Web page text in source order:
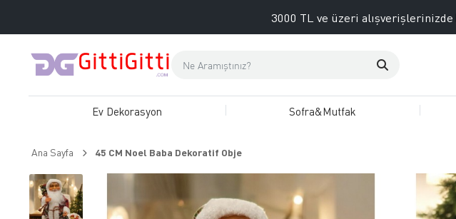
3000 TL ve üzeri alışverişlerinizde
Ev Dekorasyon Sofra&Mutfak
Ana Sayfa 45 CM Noel Baba Dekoratif Obje